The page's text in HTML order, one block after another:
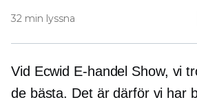
32 min lyssna
Vid Ecwid E-handel Show, vi
de bästa. Det är därför vi har